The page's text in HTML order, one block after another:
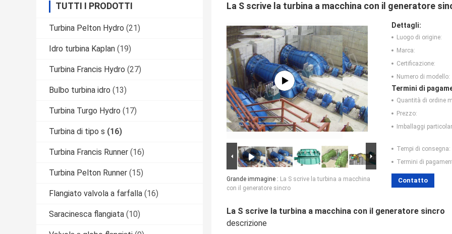
TUTTI I PRODOTTI
Turbina Pelton Hydro (21)
Idro turbina Kaplan (19)
Turbina Francis Hydro (27)
Bulbo turbina idro (13)
Turbina Turgo Hydro (17)
Turbina di tipo s (16)
Turbina Francis Runner (16)
Turbina Pelton Runner (15)
Flangiato valvola a farfalla (16)
Saracinesca flangiata (10)
La S scrive la turbina a macchina con il generatore
Grande immagine : La S scrive la turbina a macchina
con il generatore sincro
Dettagli:
Luogo di origine:
Marca:
Certificazione:
Numero di modello:
Termini di
Quantità di ordine
Prezzo:
Imballaggi
Tempi di consegna:
Termini di
Contatto
La S scrive la turbina a macchina con il generatore sincro
descrizione